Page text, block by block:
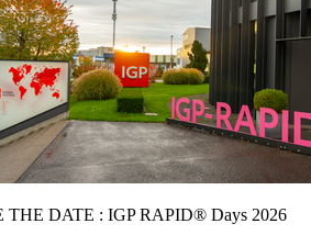
THE DATE : IGP RAPID® Days 2026